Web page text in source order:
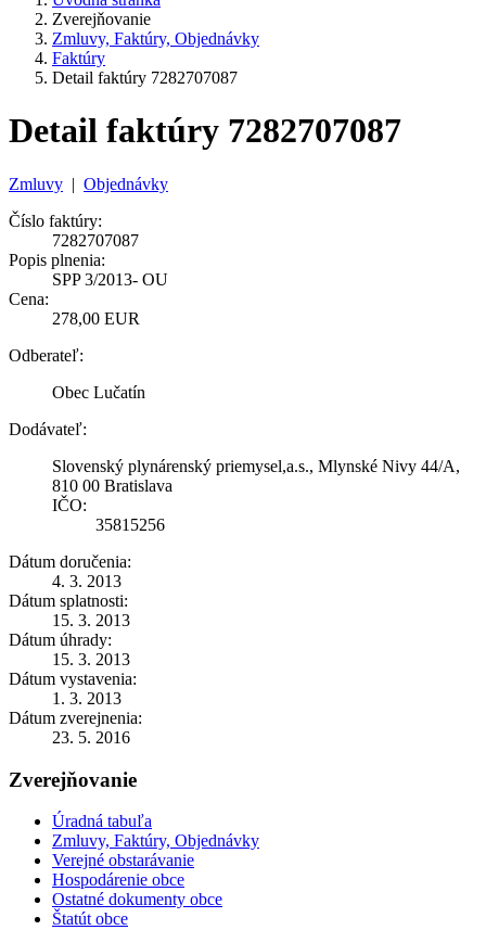
Zverejňovanie
Zmluvy, Faktúry, Objednávky
Faktúry
Detail faktúry 7282707087
Detail faktúry 7282707087
Zmluvy | Objednávky
Číslo faktúry:
7282707087
Popis plnenia:
SPP 3/2013- OU
Cena:
278,00 EUR
Odberateľ:
Obec Lučatín
Dodávateľ:
Slovenský plynárenský priemysel,a.s., Mlynské Nivy 44/A,
810 00 Bratislava
IČO:
35815256
Dátum doručenia:
4. 3. 2013
Dátum splatnosti:
15. 3. 2013
Dátum úhrady:
15. 3. 2013
Dátum vystavenia:
1. 3. 2013
Dátum zverejnenia:
23. 5. 2016
Zverejňovanie
Úradná tabuľa
Zmluvy, Faktúry, Objednávky
Verejné obstarávanie
Hospodárenie obce
Ostatné dokumenty obce
Štatút obce